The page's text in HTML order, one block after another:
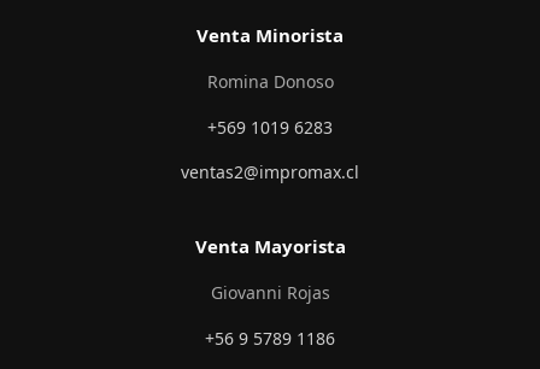
Venta Minorista
Romina Donoso
+569 1019 6283
ventas2@impromax.cl
Venta Mayorista
Giovanni Rojas
+56 9 5789 1186